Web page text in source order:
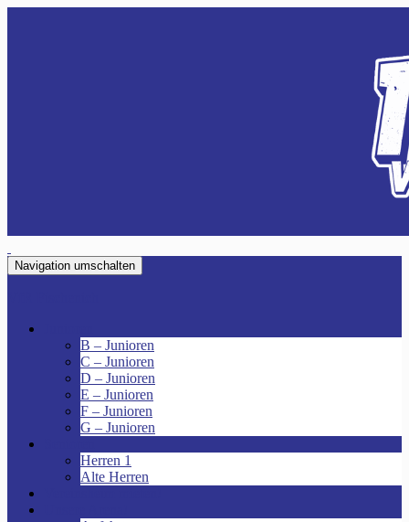
Navigation umschalten
B – Junioren
C – Junioren
D – Junioren
E – Junioren
F – Junioren
G – Junioren
Herren 1
Alte Herren